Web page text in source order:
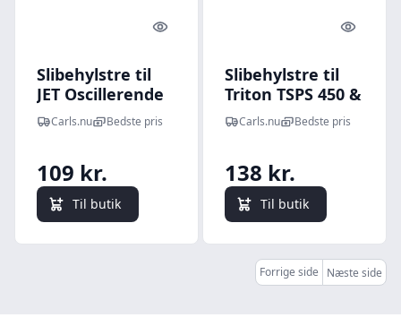
Quick look
Slibehylstre til
JET Oscillerende
Spindelpudser
JBOS-5 JET, JBOS5
P60
Carls.nu Bedste pris
109 kr.
Til butik
Quick
Slibehylstre til
Triton TSPS 450 &
SCHEPPACH
OSM100 450W
6-Pak (Alle
størrelser) Korn
P80
Carls.nu Bedste pris
138 kr.
Til butik
Forrige side Næste side